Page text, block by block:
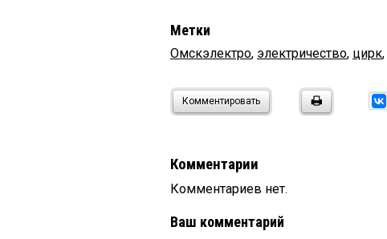
Метки
Омскэлектро, электричество, цирк,
Комментировать
Комментарии
Комментариев нет.
Ваш комментарий